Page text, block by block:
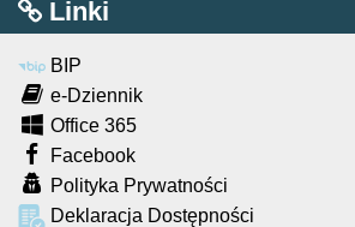
Linki
BIP
e-Dziennik
Office 365
Facebook
Polityka Prywatności
Deklaracja Dostępności